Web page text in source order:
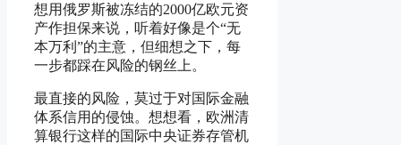
想用俄罗斯被冻结的2000亿欧元资
产作担保来说，听着好像是个“无
本万利”的主意，但细想之下，每
一步都踩在风险的钢丝上。
最直接的风险，莫过于对国际金融
体系信用的侵蚀。想想看，欧洲清
算银行这样的国际中央证券存管机